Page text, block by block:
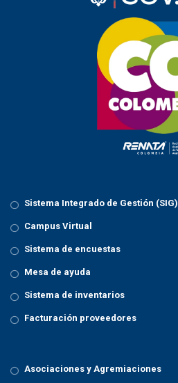
Sistema Integrado de Gestión (SIG)
Campus Virtual
Sistema de encuestas
Mesa de ayuda
Sistema de inventarios
Facturación proveedores
Asociaciones y Agremiaciones